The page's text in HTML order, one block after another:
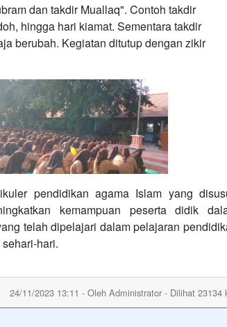
dan takdir Muallaq". Contoh takdir
hingga hari kiamat. Sementara takdir
berubah. Kegiatan ditutup dengan zikir
pendidikan agama Islam yang
kemampuan peserta didik
telah dipelajari dalam pelajaran
hari.
24/11/2023 13:11 - Oleh Administrator - Dilihat 23134